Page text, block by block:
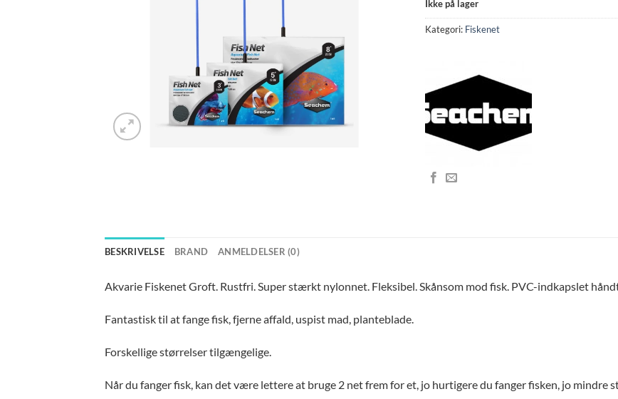
Ikke på lager
Kategori: Fiskenet
BESKRIVELSE BRAND ANMELDELSER (0)
Akvarie Fiskenet Groft. Rustfri. Super stærkt nylonnet. Fleksibel. Skånsom mod fisk. PVC-indkapslet
Fantastisk til at fange fisk, fjerne affald, uspist mad, planteblade.
Forskellige størrelser tilgængelige.
Når du fanger fisk, kan det være lettere at bruge 2 net frem for et, jo hurtigere du fanger fisken, jo mindre